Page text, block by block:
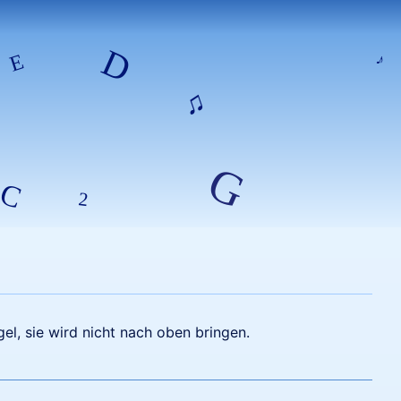
sie wird nicht nach oben bringen.